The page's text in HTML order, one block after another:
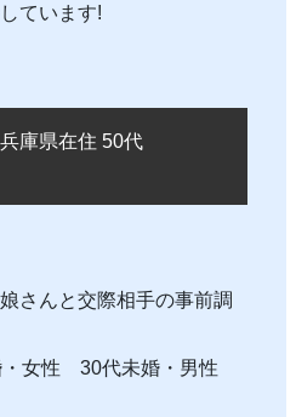
ています!
庫県在住 50代
さんと交際相手の事前調
女性 30代未婚・男性